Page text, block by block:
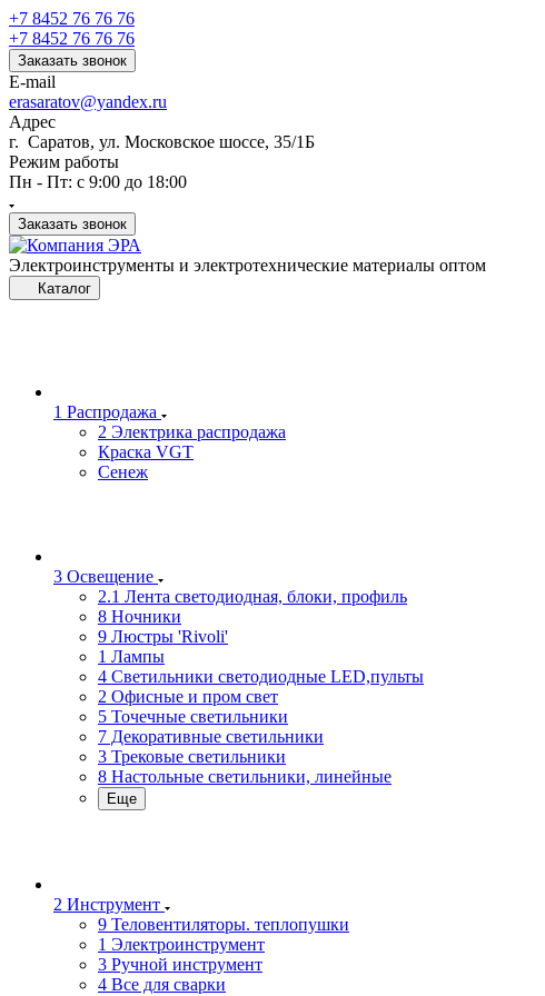
+7 8452 76 76 76
+7 8452 76 76 76
Заказать звонок
E-mail
erasaratov@yandex.ru
Адрес
г. Саратов, ул. Московское шоссе, 35/1Б
Режим работы
Пн - Пт: с 9:00 до 18:00
Заказать звонок
Электроинструменты и электротехнические материалы оптом
Каталог
1 Распродажа
2 Электрика распродажа
Краска VGT
Сенеж
3 Освещение
2.1 Лента светодиодная, блоки, профиль
8 Ночники
9 Люстры 'Rivoli'
1 Лампы
4 Светильники светодиодные LED,пульты
2 Офисные и пром свет
5 Точечные светильники
7 Декоративные светильники
3 Трековые светильники
8 Настольные светильники, линейные
Еще
2 Инструмент
9 Теловентиляторы. теплопушки
1 Электроинструмент
3 Ручной инструмент
4 Все для сварки